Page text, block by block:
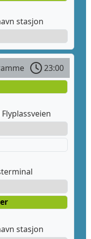
stasjon
23:00
stasjon